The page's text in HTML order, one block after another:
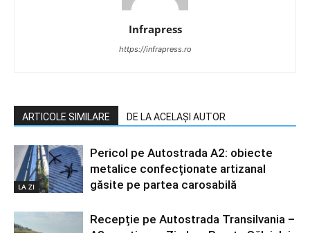
Infrapress
https://infrapress.ro
ARTICOLE SIMILARE DE LA ACELAȘI AUTOR
LA ZI
Pericol pe Autostrada A2: obiecte
metalice confecționate artizanal
găsite pe partea carosabilă
Recepție pe Autostrada Transilvania –